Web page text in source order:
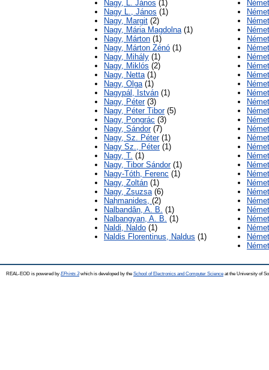
Nagy, L. János (1)
Nagy L., János (1)
Nagy, Margit (2)
Nagy, Mária Magdolna(1)
Nagy, Márton (1)
Nagy, Márton Zénó (1)
Nagy, Mihály (1)
Nagy, Miklós (2)
Nagy, Netta(1)
Nagy, Olga(1)
Nagypál, István (1)
Nagy, Péter(3)
Nagy, Péter Tibor(5)
Nagy, Pongrác (3)
Nagy, Sándor(7)
Nagy, Sz. Péter(1)
Nagy Sz., Péter(1)
Nagy, T. (1)
Nagy, Tibor Sándor(1)
Nagy-Tóth, Ferenc (1)
Nagy, Zoltán (1)
Nagy, Zsuzsa(6)
Naḥmanides, (2)
Nalbandân, A. B. (1)
Nalbangyan, A. B. (1)
Naldi, Naldo (1)
Naldis Florentinus, Naldus (1)
REAL-EOD is powered by EPrints 3which is developed by the School of Electronics and Computer Science at the University of